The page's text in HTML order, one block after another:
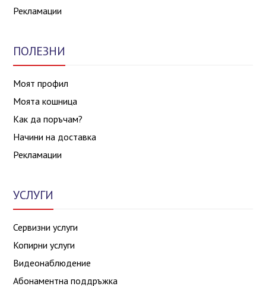
Рекламации
ПОЛЕЗНИ
Моят профил
Моята кошница
Как да поръчам?
Начини на доставка
Рекламации
УСЛУГИ
Сервизни услуги
Копирни услуги
Видеонаблюдение
Абонаментна поддръжка